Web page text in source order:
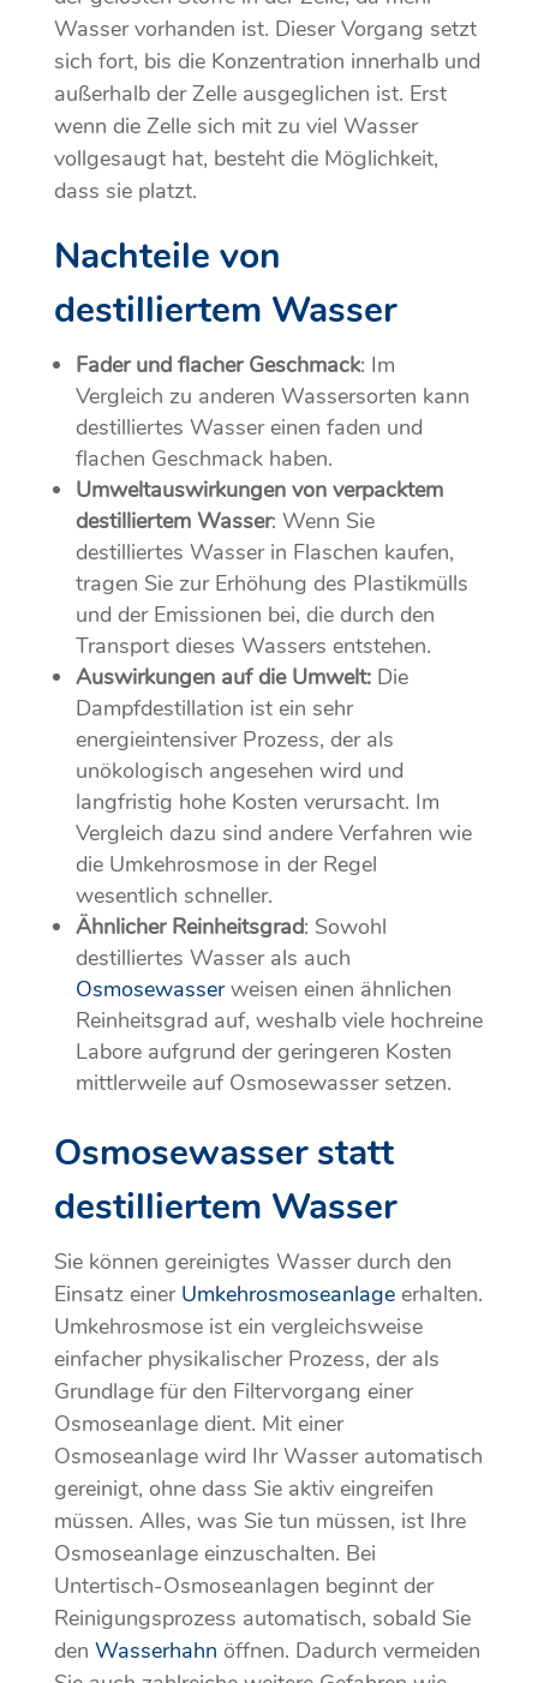
Wasser vorhanden ist. Dieser Vorgang setzt
sich fort, bis die Konzentration innerhalb und
außerhalb der Zelle ausgeglichen ist. Erst
wenn die Zelle sich mit zu viel Wasser
vollgesaugt hat, besteht die Möglichkeit,
dass sie platzt.
Nachteile von
destilliertem Wasser
­Fader und flacher Geschmack: Im
Vergleich zu anderen Wassersorten kann
destilliertes Wasser einen faden und
flachen Geschmack haben.
Umweltauswirkungen von verpacktem
destilliertem Wasser: Wenn Sie
destilliertes Wasser in Flaschen kaufen,
tragen Sie zur Erhöhung des Plastikmülls
und der Emissionen bei, die durch den
Transport dieses Wassers entstehen.
Auswirkungen auf die Umwelt: Die
Dampfdestillation ist ein sehr
energieintensiver Prozess, der als
unökologisch angesehen wird und
langfristig hohe Kosten verursacht. Im
Vergleich dazu sind andere Verfahren wie
die Umkehrosmose in der Regel
wesentlich schneller.
Ähnlicher Reinheitsgrad: Sowohl
destilliertes Wasser als auch
Osmosewasserweisen einen ähnlichen
Reinheitsgrad auf, weshalb viele hochreine
Labore aufgrund der geringeren Kosten
mittlerweile auf Osmosewasser setzen.
Osmosewasser statt
destilliertem Wasser
Sie können gereinigtes Wasser durch den
Einsatz einer Umkehrosmoseanlageerhalten.
Umkehrosmose ist ein vergleichsweise
einfacher physikalischer Prozess, der als
Grundlage für den Filtervorgang einer
Osmoseanlage dient. Mit einer
Osmoseanlage wird Ihr Wasser automatisch
gereinigt, ohne dass Sie aktiv eingreifen
müssen. Alles, was Sie tun müssen, ist Ihre
Osmoseanlage einzuschalten. Bei
Untertisch-Osmoseanlagen beginnt der
Reinigungsprozess automatisch, sobald Sie
den Wasserhahn öffnen. Dadurch vermeiden